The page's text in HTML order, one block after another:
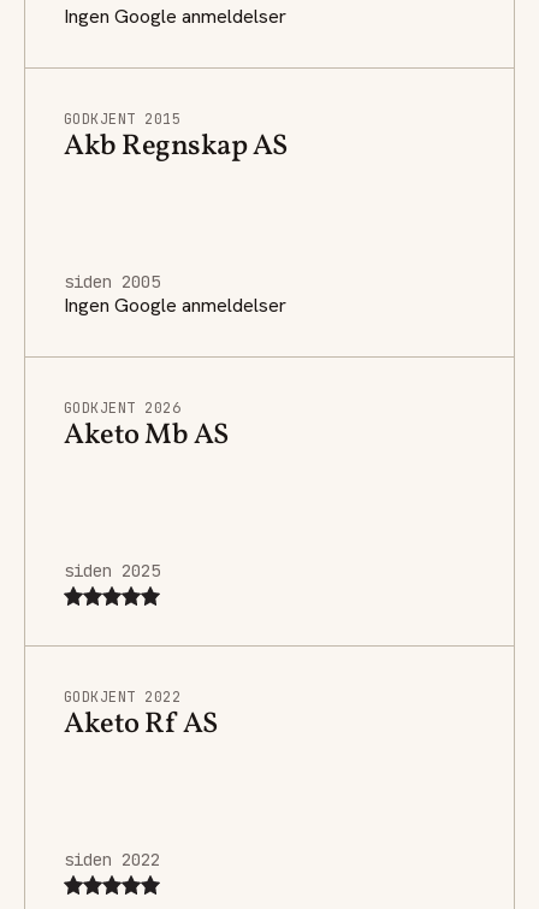
Ingen Google anmeldelser
GODKJENT 2015
Akb Regnskap AS
siden 2005
Ingen Google anmeldelser
GODKJENT 2026
Aketo Mb AS
siden 2025
GODKJENT 2022
Aketo Rf AS
siden 2022